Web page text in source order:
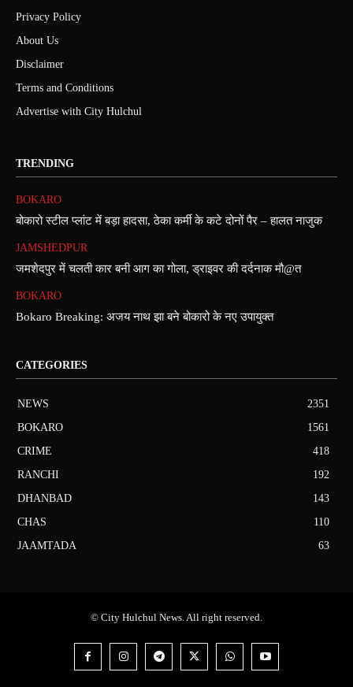
Privacy Policy
About Us
Disclaimer
Terms and Conditions
Advertise with City Hulchul
TRENDING
BOKARO
बोकारो स्टील प्लांट में बड़ा हादसा, ठेका कर्मी के कटे दोनों पैर – हालत नाजुक
JAMSHEDPUR
जमशेदपुर में चलती कार बनी आग का गोला, ड्राइवर की दर्दनाक मौ@त
BOKARO
Bokaro Breaking: अजय नाथ झा बने बोकारो के नए उपायुक्त
CATEGORIES
NEWS
2351
BOKARO
1561
CRIME
418
RANCHI
192
DHANBAD
143
CHAS
110
JAAMTADA
63
© City Hulchul News. All right reserved.